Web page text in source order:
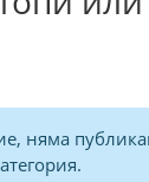
няма